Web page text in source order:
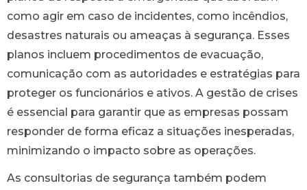
como agir em caso de incidentes, como incêndios,
desastres naturais ou ameaças à segurança. Esses
planos incluem procedimentos de evacuação,
comunicação com as autoridades e estratégias para
proteger os funcionários e ativos. A gestão de crises
é essencial para garantir que as empresas possam
responder de forma eficaz a situações inesperadas,
minimizando o impacto sobre as operações.
As consultorias de segurança também podem